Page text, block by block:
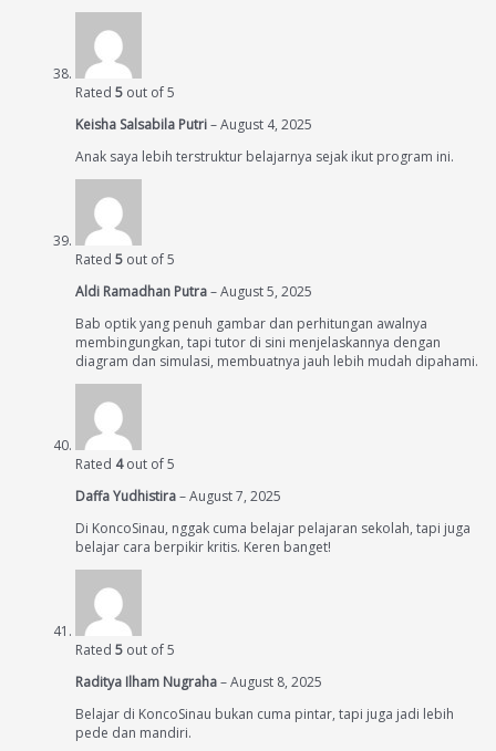
Rated 5 out of 5
Keisha Salsabila Putri–August 4, 2025
Anak saya lebih terstruktur belajarnya sejak ikut program ini.
Rated 5 out of 5
Aldi Ramadhan Putra–August 5, 2025
Bab optik yang penuh gambar dan perhitungan awalnya
membingungkan, tapi tutor di sini menjelaskannya dengan
diagram dan simulasi, membuatnya jauh lebih mudah dipahami.
Rated 4out of 5
Daffa Yudhistira–August 7, 2025
Di KoncoSinau, nggak cuma belajar pelajaran sekolah, tapi juga
belajar cara berpikir kritis. Keren banget!
Rated 5 out of 5
Raditya Ilham Nugraha–August 8, 2025
Belajar di KoncoSinau bukan cuma pintar, tapi juga jadi lebih
pede dan mandiri.